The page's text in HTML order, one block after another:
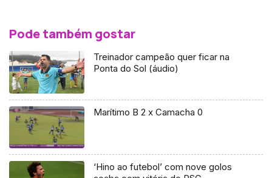
Pode também gostar
Treinador campeão quer ficar na
Ponta do Sol (áudio)
Marítimo B 2 x Camacha 0
‘Hino ao futebol’ com nove golos